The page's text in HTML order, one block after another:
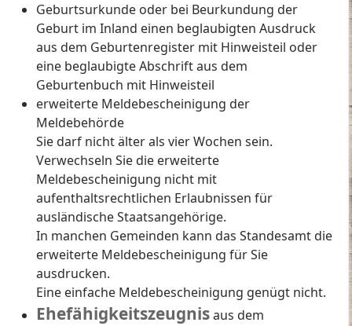
Geburtsurkunde oder bei Beurkundung der
Geburt im Inland einen beglaubigten Ausdruck
aus dem Geburtenregister mit Hinweisteil oder
eine beglaubigte Abschrift aus dem
Geburtenbuch mit Hinweisteil
erweiterte Meldebescheinigung der
Meldebehörde
Sie darf nicht älter als vier Wochen sein.
Verwechseln Sie die erweiterte
Meldebescheinigung nicht mit
aufenthaltsrechtlichen Erlaubnissen für
ausländische Staatsangehörige.
In manchen Gemeinden kann das Standesamt die
erweiterte Meldebescheinigung für Sie
ausdrucken.
Eine einfache Meldebescheinigung genügt nicht.
Ehefähigkeitszeugnisaus dem